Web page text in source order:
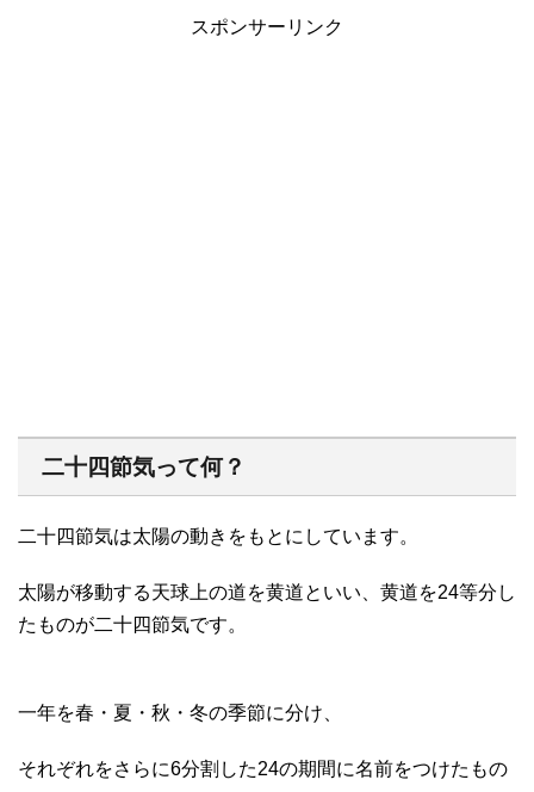
スポンサーリンク
二十四節気って何？
二十四節気は太陽の動きをもとにしています。
太陽が移動する天球上の道を黄道といい、黄道を24等分し
たものが二十四節気です。
一年を春・夏・秋・冬の季節に分け、
それぞれをさらに6分割した24の期間に名前をつけたもの